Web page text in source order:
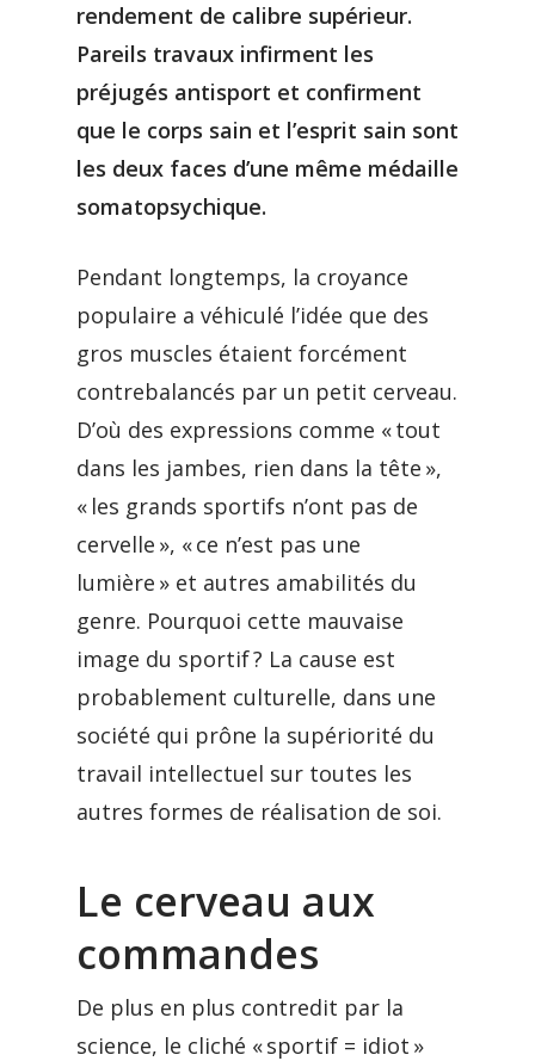
rendement de calibre supérieur.
Pareils travaux infirment les
préjugés antisport et confirment
que le corps sain et l’esprit sain sont
les deux faces d’une même médaille
somatopsychique.
Pendant longtemps, la croyance
populaire a véhiculé l’idée que des
gros muscles étaient forcément
contrebalancés par un petit cerveau.
D’où des expressions comme « tout
dans les jambes, rien dans la tête »,
« les grands sportifs n’ont pas de
cervelle », « ce n’est pas une
lumière » et autres amabilités du
genre. Pourquoi cette mauvaise
image du sportif ? La cause est
probablement culturelle, dans une
société qui prône la supériorité du
travail intellectuel sur toutes les
autres formes de réalisation de soi.
Le cerveau aux
commandes
De plus en plus contredit par la
science, le cliché « sportif = idiot »